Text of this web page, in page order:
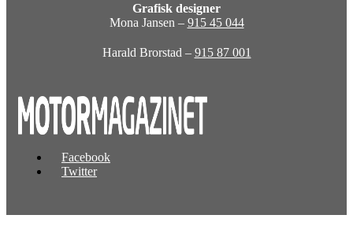
Grafisk designer
Mona Jansen – 915 45 044
Harald Brorstad – 915 87 001
Facebook
Twitter